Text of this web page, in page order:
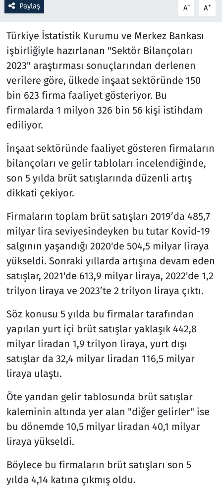
Paylaş A- A+
Türkiye İstatistik Kurumu ve Merkez Bankası
işbirliğiyle hazırlanan "Sektör Bilançoları
2023" araştırması sonuçlarından derlenen
verilere göre, ülkede inşaat sektöründe 150
bin 623 firma faaliyet gösteriyor. Bu
firmalarda 1 milyon 326 bin 56 kişi istihdam
ediliyor.
İnşaat sektöründe faaliyet gösteren firmaların
bilançoları ve gelir tabloları incelendiğinde,
son 5 yılda brüt satışlarında düzenli artış
dikkati çekiyor.
Firmaların toplam brüt satışları 2019’da 485,7
milyar lira seviyesindeyken bu tutar Kovid-19
salgının yaşandığı 2020'de 504,5 milyar liraya
yükseldi. Sonraki yıllarda artışına devam eden
satışlar, 2021'de 613,9 milyar liraya, 2022'de 1,2
trilyon liraya ve 2023’te 2 trilyon liraya çıktı.
Söz konusu 5 yılda bu firmalar tarafından
yapılan yurt içi brüt satışlar yaklaşık 442,8
milyar liradan 1,9 trilyon liraya, yurt dışı
satışlar da 32,4 milyar liradan 116,5 milyar
liraya ulaştı.
Öte yandan gelir tablosunda brüt satışlar
kaleminin altında yer alan "diğer gelirler" ise
bu dönemde 10,5 milyar liradan 40,1 milyar
liraya yükseldi.
Böylece bu firmaların brüt satışları son 5
yılda 4,14 katına çıkmış oldu.
Savunma Sanayi
Seçim 2023
Spor
Teknoloji ve Bilim
Televizyon